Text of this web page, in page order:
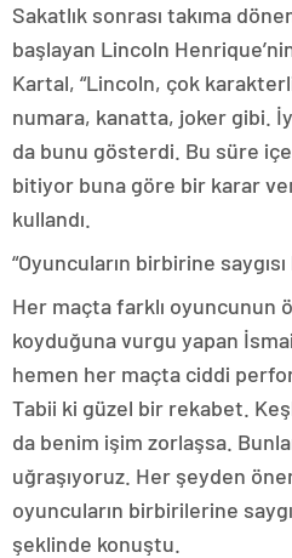
Sakatlık sonrası takıma
başlayan Lincoln
Kartal, “Lincoln, çok
numara, kanatta, joker gibi.
da bunu gösterdi. Bu süre
bitiyor buna göre bir karar
kullandı.
“Oyuncuların birbirine
Her maçta farklı oyuncunun
koyduğuna vurgu yapan
hemen her maçta ciddi
Tabii ki güzel bir rekabet.
da benim işim zorlaşsa.
uğraşıyoruz. Her şeyden
oyuncuların birbirilerine
şeklinde konuştu.